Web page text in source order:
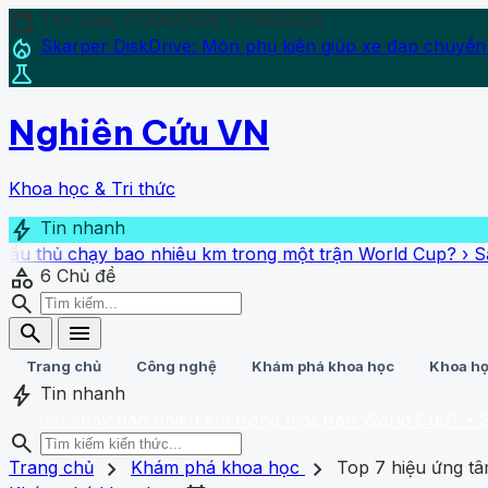
calendar_today Thứ Sáu, 07/08/2026 07/08/2026
local_fire_department Skarper DiskDrive: Món phụ kiện giúp xe đạp
science
Nghiên Cứu VN
Khoa học & Tri thức
bolt Tin nhanh
bao nhiêu km trong một trận World Cup?›Sai lầm cơ
category 6 Chủ đề
search
search
menu
Trang chủ Công nghệ Khám phá khoa học Khoa
bolt Tin nhanh
search
homeTrang chủ
search close
Trang chủ chevron_right Khám phá khoa học chevron_right
Top 7 hiệu ứng